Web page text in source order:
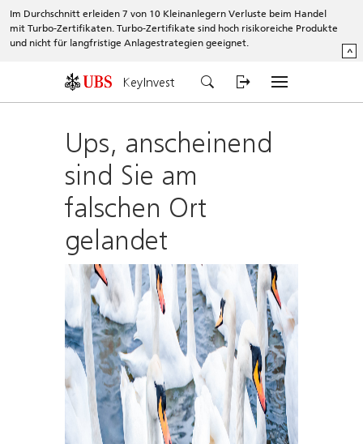
Im Durchschnitt erleiden 7 von 10 Kleinanlegern Verluste beim Handel
mit Turbo-Zertifikaten. Turbo-Zertifikate sind hoch risikoreiche Produkte
und nicht für langfristige Anlagestrategien geeignet.
^
KeyInvest
Ups, anscheinend
sind Sie am
falschen Ort
gelandet